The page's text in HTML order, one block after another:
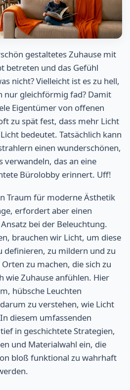
gestaltetes Zuhause mit
betreten und das Gefühl
nicht? Vielleicht ist es zu hell,
nur gleichförmig fad? Damit
Eigentümer von offenen
zu spät fest, dass mehr Licht
bedeutet. Tatsächlich kann
einen wunderschönen,
verwandeln, das an eine
Bürolobby erinnert. Uff!
Traum für moderne Ästhetik
erfordert aber einen
bei der Beleuchtung.
brauchen wir Licht, um diese
definieren, zu mildern und zu
zu machen, die sich zu
wie Zuhause anfühlen. Hier
hübsche Leuchten
zu verstehen, wie Licht
diesem umfassenden
in geschichtete Strategien,
und Materialwahl ein, die
bloß funktional zu wahrhaft